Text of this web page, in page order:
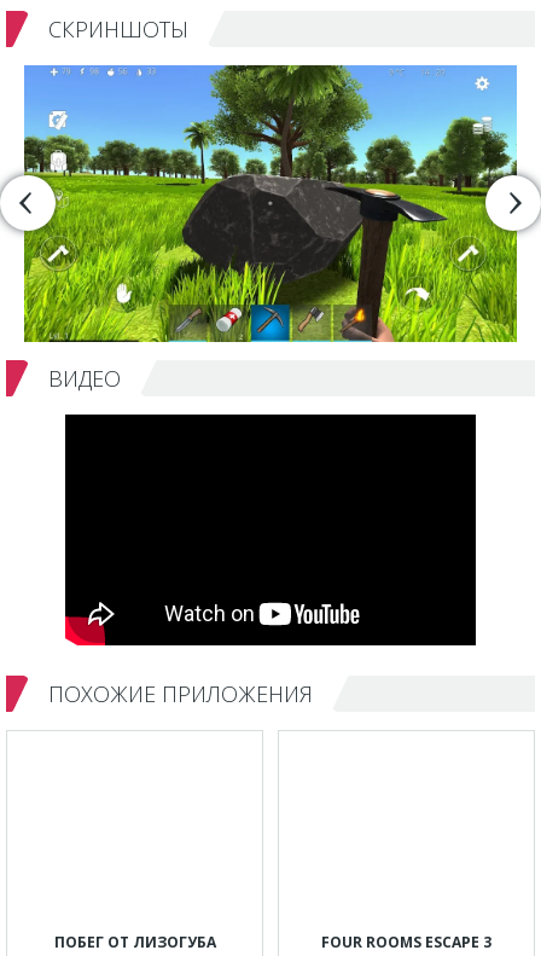
СКРИНШОТЫ
ВИДЕО
ПОХОЖИЕ ПРИЛОЖЕНИЯ
ПОБЕГ ОТ ЛИЗОГУБА FOUR ROOMS ESCAPE 3